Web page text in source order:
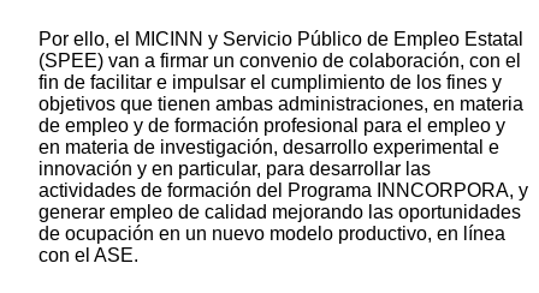
Por ello, el MICINN y Servicio Público de Empleo Estatal
(SPEE) van a firmar un convenio de colaboración, con el
fin de facilitar e impulsar el cumplimiento de los fines y
objetivos que tienen ambas administraciones, en materia
de empleo y de formación profesional para el empleo y
en materia de investigación, desarrollo experimental e
innovación y en particular, para desarrollar las
actividades de formación del Programa INNCORPORA, y
generar empleo de calidad mejorando las oportunidades
de ocupación en un nuevo modelo productivo, en línea
con el ASE.